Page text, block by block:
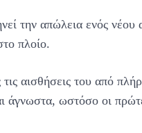
την απώλεια ενός
πλοίο.
αισθήσεις του από
άγνωστα, ωστόσο οι